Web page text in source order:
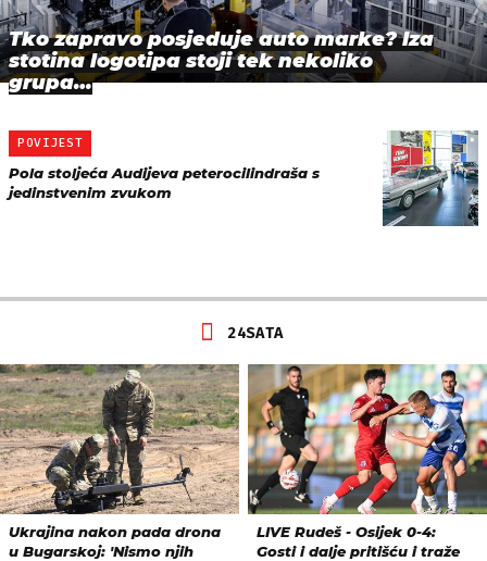
Tko zapravo posjeduje auto marke? Iza
stotina logotipa stoji tek nekoliko
grupa…
POVIJEST
Pola stoljeća Audijeva peterocilindraša s
jedinstvenim zvukom